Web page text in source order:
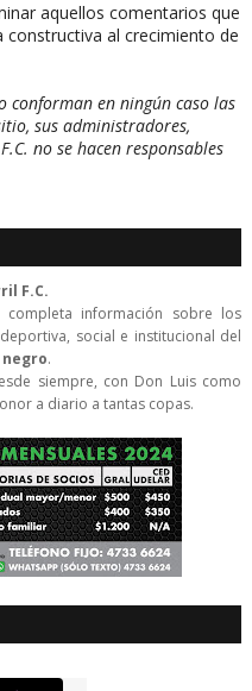
aquellos comentarios que
al crecimiento de
en ningún caso las
sus administradores,
no se hacen responsables
F.C.
información sobre los
social e institucional del
.
siempre, con Don Luis como
a diario a tantas copas.